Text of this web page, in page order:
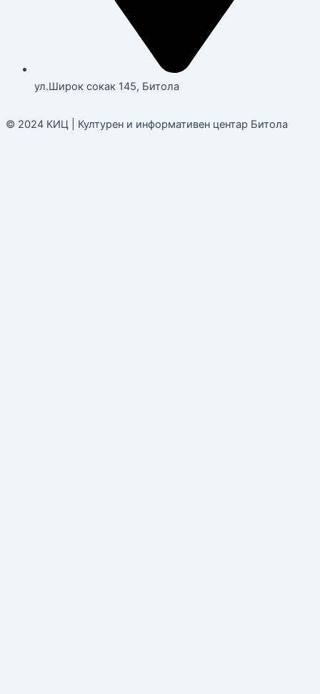
ул.Широк сокак 145, Битола
© 2024 КИЦ | Културен и информативен центар Битола